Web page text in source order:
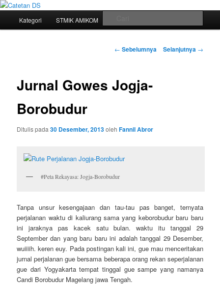
Mari bermimpi dan ciptakan kehendak
Langsung
utama
Kategori STMIK AMIKOM
Navigasi
← Sebelumnya Selanjutnya →
Jurnal Gowes Jogja-
Borobudur
Ditulis pada30 Desember, 2013olehFannil Abror
#Peta Rekayasa: Jogja-Borobudur
Tanpa unsur kesengajaan dan tau-tau pas banget, ternyata
perjalanan waktu di kaliurang sama yang keborobudur baru baru
ini jaraknya pas kacek satu bulan. waktu itu tanggal 29
September dan yang baru baru ini adalah tanggal 29 Desember,
wuiiiih. keren euy. Pada postingan kali ini, gue mau menceritakan
jurnal perjalanan gue bersama beberapa orang rekan seperjalanan
gue dari Yogyakarta tempat tinggal gue sampe yang namanya
Candi Borobudur Magelang jawa Tengah.